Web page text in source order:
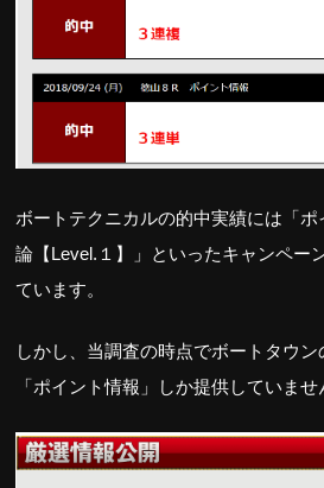
ボートテクニカルの的中実績には「
論【Level.１】」といったキャンペー
ています。
しかし、当調査の時点でボートタウ
「ポイント情報」しか提供していませ